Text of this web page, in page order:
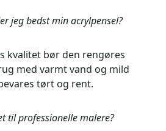
jeg bedst min acrylpensel?
kvalitet bør den rengøres
med varmt vand og mild
tørt og rent.
til professionelle malere?